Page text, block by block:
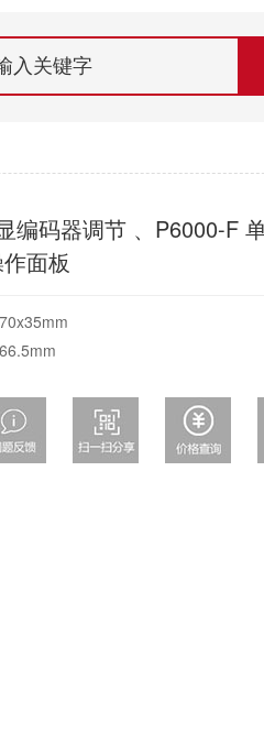
组织机构
联系欣灵
编码器调节 、P6000-F
面板